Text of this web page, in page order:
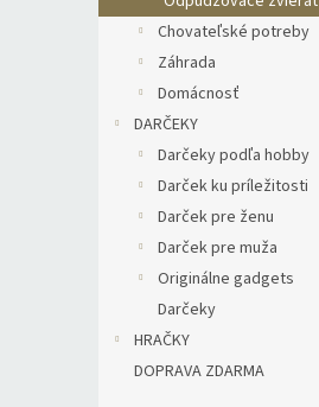
Chovateľské potreby
Záhrada
Domácnosť
DARČEKY
Darčeky podľa hobby
Darček ku príležitosti
Darček pre ženu
Darček pre muža
Originálne gadgets
Darčeky
HRAČKY
DOPRAVA ZDARMA